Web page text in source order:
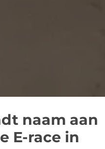
naam aan
E-race in